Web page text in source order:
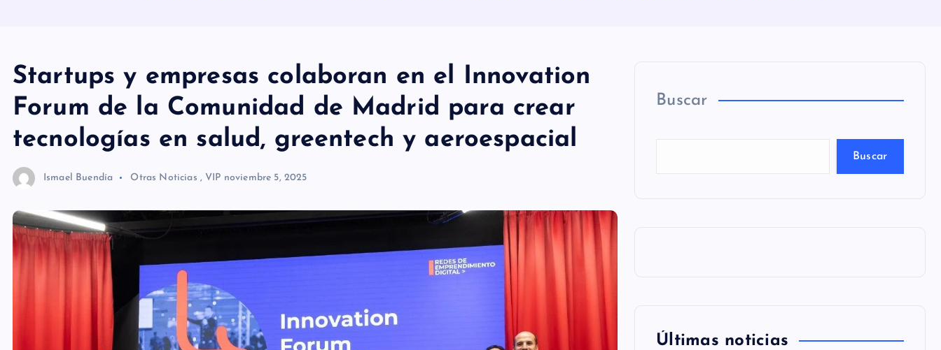
Startups y empresas colaboran en el Innovation
Forum de la Comunidad de Madrid para crear
tecnologías en salud, greentech y aeroespacial
Ismael Buendía Otras Noticias ,VIP noviembre 5, 2025
Buscar
Buscar
Últimas noticias